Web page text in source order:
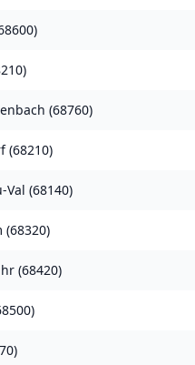
)
)
(68760)
(68210)
Val (68140)
(68320)
(68420)
)
)